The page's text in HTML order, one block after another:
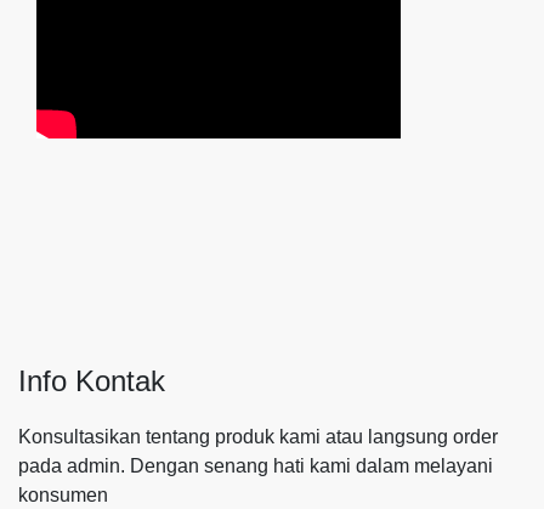
Info Kontak
Konsultasikan tentang produk kami atau langsung order
pada admin. Dengan senang hati kami dalam melayani
konsumen